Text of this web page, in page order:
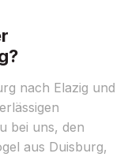
nach Elazig und
bei uns, den
aus Duisburg,